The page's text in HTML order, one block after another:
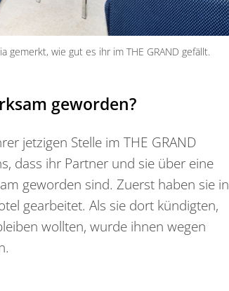
gemerkt, wie gut es ihr im THE GRAND gefällt.
geworden?
jetzigen Stelle im THE GRAND
dass ihr Partner und sie über eine
geworden sind. Zuerst haben sie in
gearbeitet. Als sie dort kündigten,
wollten, wurde ihnen wegen